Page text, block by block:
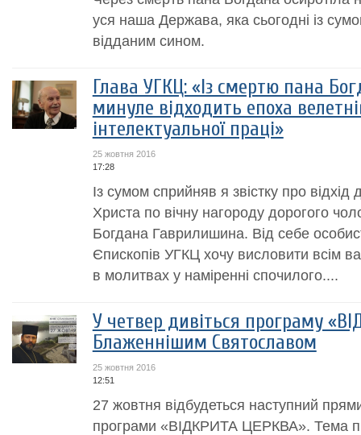
уся наша Держава, яка сьогодні із
відданим сином.
Глава УГКЦ: «Із смертю пана
минуле відходить епоха
інтелектуальної праці»
25 жовтня 2016
17:28
Із сумом сприйняв я звістку про
Христа по вічну нагороду дорогого
Богдана Гаврилишина. Від себе
Єпископів УГКЦ хочу висловити всім
в молитвах у наміренні спочилого....
У четвер дивіться програму
Блаженнішим Святославом
25 жовтня 2016
12:51
27 жовтня відбудеться наступний
програми «ВІДКРИТА ЦЕРКВА». Тема